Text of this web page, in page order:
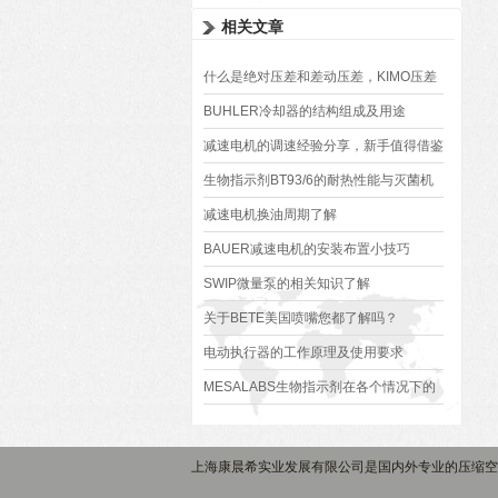
相关文章
什么是绝对压差和差动压差，KIMO压差
变送器如何测量它们？
BUHLER冷却器的结构组成及用途
减速电机的调速经验分享，新手值得借鉴
生物指示剂BT93/6的耐热性能与灭菌机
制解析​
减速电机换油周期了解
BAUER减速电机的安装布置小技巧
SWIP微量泵的相关知识了解
关于BETE美国喷嘴您都了解吗？
电动执行器的工作原理及使用要求
MESALABS生物指示剂在各个情况下的
上海康晨希实业发展有限公司是国内外专业的压缩